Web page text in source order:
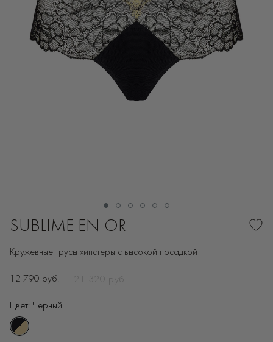
SUBLIME EN OR
Кружевные трусы хипстеры с высокой посадкой
12 790 руб. 21 320 руб.
Цвет: Черный